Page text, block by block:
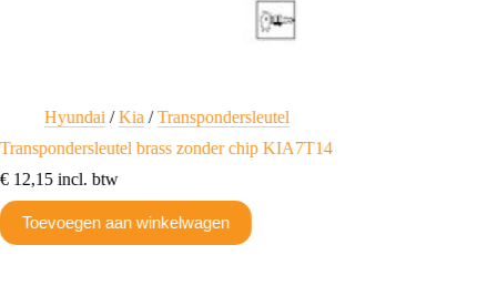
Hyundai /Kia /Transpondersleutel
Transpondersleutel brass zonder chip KIA7T14
€ 12,15 incl. btw
Toevoegen aan winkelwagen